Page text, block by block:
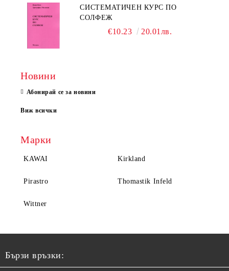
СИСТЕМАТИЧЕН КУРС ПО
СОЛФЕЖ
€10.23 20.01лв.
Новини
Абонирай се за новини
Виж всички
Марки
KAWAI Kirkland
Pirastro Thomastik Infeld
Wittner
Бързи връзки: